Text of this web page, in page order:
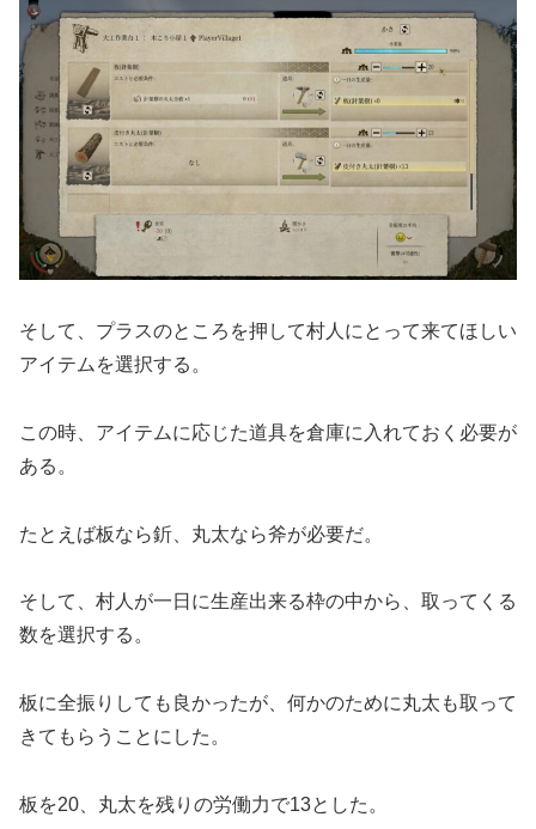
そして、プラスのところを押して村人にとって来てほしい
アイテムを選択する。
この時、アイテムに応じた道具を倉庫に入れておく必要が
ある。
たとえば板なら釿、丸太なら斧が必要だ。
そして、村人が一日に生産出来る枠の中から、取ってくる
数を選択する。
板に全振りしても良かったが、何かのために丸太も取って
きてもらうことにした。
板を20、丸太を残りの労働力で13とした。